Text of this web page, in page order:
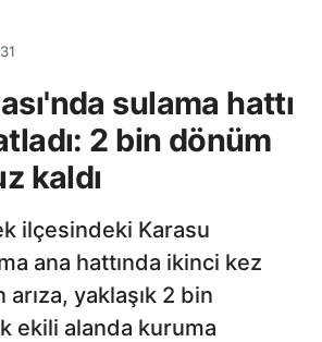
sulama hattı
2 bin dönüm
kaldı
ilçesindeki Karasu
ana hattında ikinci kez
yaklaşık 2 bin
ekili alanda kuruma